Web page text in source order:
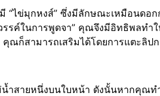
“ไข่มุกหงส์” ซึ่งมีลักษณะเหมือนดอ
รรค์ในการพูดจา” คุณจึงมีอิทธิพลท
ณก็สามารถเสริมได้โดยการแตะลิป
ำสายหนึ่งบนใบหน้า ดังนั้นหากคุณ